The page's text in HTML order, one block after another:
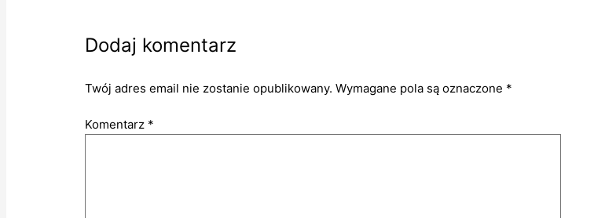
Dodaj komentarz
Twój adres email nie zostanie opublikowany. Wymagane pola są oznaczone *
Komentarz *